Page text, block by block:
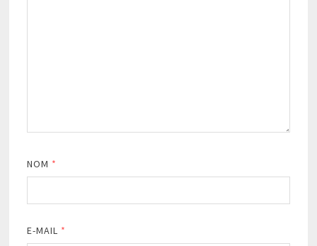
NOM *
E-MAIL *